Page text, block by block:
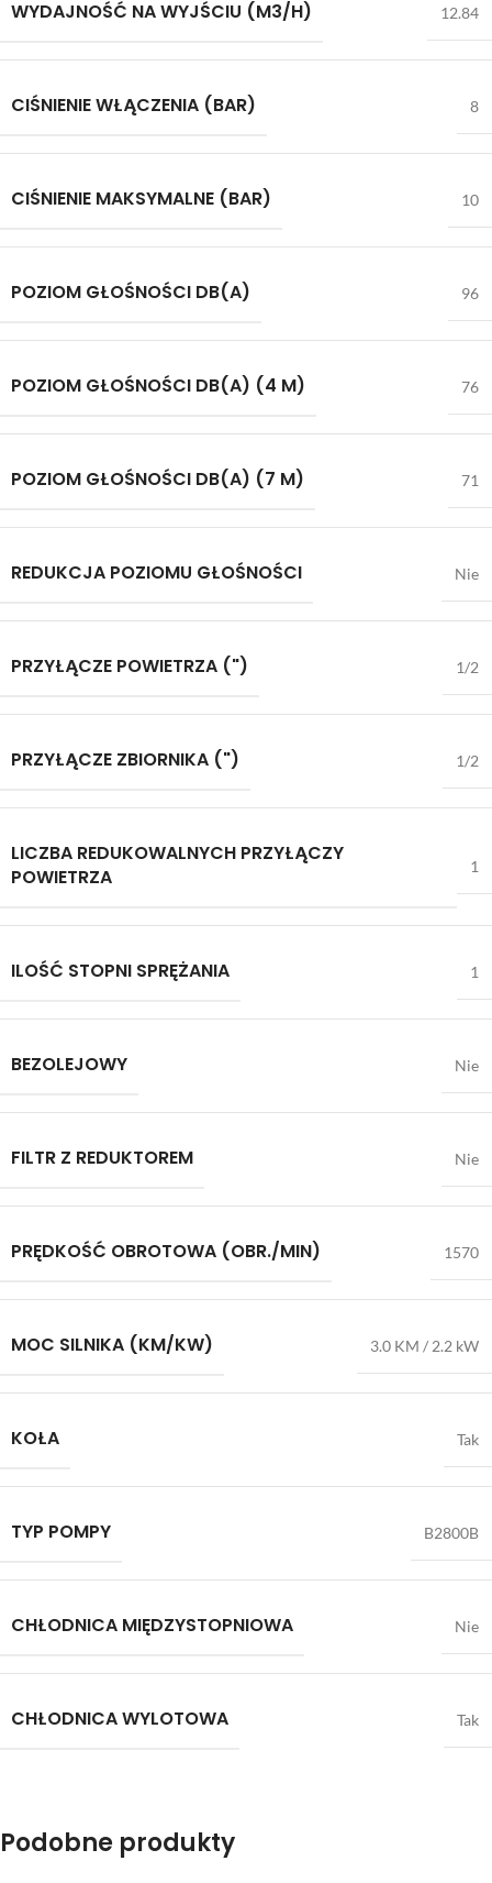
WYDAJNOŚĆ NA WYJŚCIU (M3/H) 12.84
CIŚNIENIE WŁĄCZENIA (BAR) 8
CIŚNIENIE MAKSYMALNE (BAR) 10
POZIOM GŁOŚNOŚCI DB(A) 96
POZIOM GŁOŚNOŚCI DB(A) (4 M) 76
POZIOM GŁOŚNOŚCI DB(A) (7 M) 71
REDUKCJA POZIOMU GŁOŚNOŚCI Nie
PRZYŁĄCZE POWIETRZA (") 1/2
PRZYŁĄCZE ZBIORNIKA (") 1/2
LICZBA REDUKOWALNYCH PRZYŁĄCZY
POWIETRZA
1
ILOŚĆ STOPNI SPRĘŻANIA 1
BEZOLEJOWY Nie
FILTR Z REDUKTOREM Nie
PRĘDKOŚĆ OBROTOWA (OBR./MIN) 1570
MOC SILNIKA (KM/KW) 3.0 KM / 2.2 kW
KOŁA Tak
TYP POMPY B2800B
CHŁODNICA MIĘDZYSTOPNIOWA Nie
CHŁODNICA WYLOTOWA Tak
Podobne produkty